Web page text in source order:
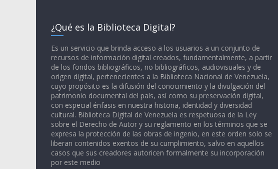
¿Qué es la Biblioteca Digital?
Es un servicio que brinda acceso a los usuarios a un conjunto de
recursos de información digital creados, fundamentalmente, a partir
de los fondos bibliográficos, no bibliográficos, audiovisuales y de
origen digital, pertenecientes a la Biblioteca Nacional de Venezuela,
cuyo propósito es la difusión del conocimiento y la divulgación del
patrimonio documental del país, así como su preservación digital,
con especial énfasis en nuestra historia, identidad y diversidad
cultural. Biblioteca Digital de Venezuela es respetuosa de la Ley
sobre el Derecho de Autor y su reglamento en los términos que se
expresa la protección de las obras de ingenio, en este orden solo se
liberan contenidos exentos de su cumplimiento, salvo en aquellos
casos que sus creadores autoricen formalmente su incorporación
por este medio